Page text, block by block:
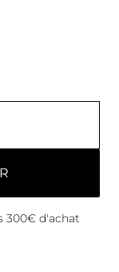
300€ d'achat